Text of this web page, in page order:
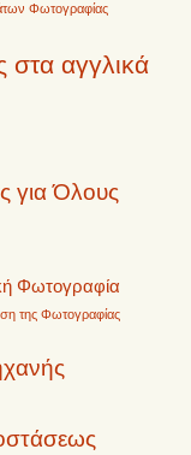
Φωτογραφίας
αγγλικά
για Όλους
Φωτογραφία
της Φωτογραφίας